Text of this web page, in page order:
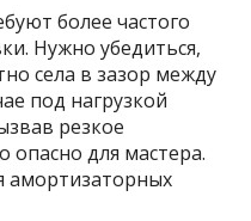
более частого
Нужно убедиться,
села в зазор между
под нагрузкой
резкое
опасно для мастера.
амортизаторных